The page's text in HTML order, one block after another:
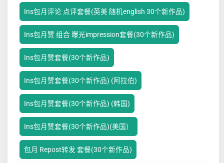
Ins包月评论 点评套餐(英美 随机english 30个新作品)
Ins包月赞 组合 曝光impression套餐(30个新作品)
Ins包月赞套餐(30个新作品)
Ins包月赞套餐(30个新作品) (阿拉伯)
Ins包月赞套餐(30个新作品) (韩国)
Ins包月赞套餐(30个新作品)(美国）
包月 Repost转发 套餐(30个新作品)